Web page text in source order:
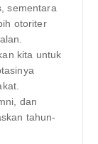
sementara
otoriter
kita untuk
dan
tahun-